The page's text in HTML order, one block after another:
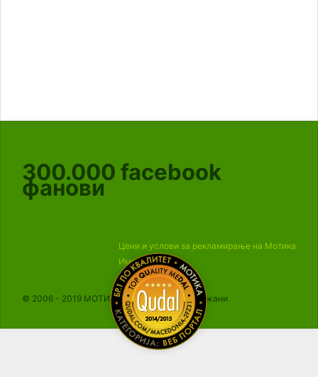
300.000 facebook
фанови
Цени и услови за рекламирање на Мотика
Импресум
© 2006 - 2019 МОТИКА, Сите права се задржани